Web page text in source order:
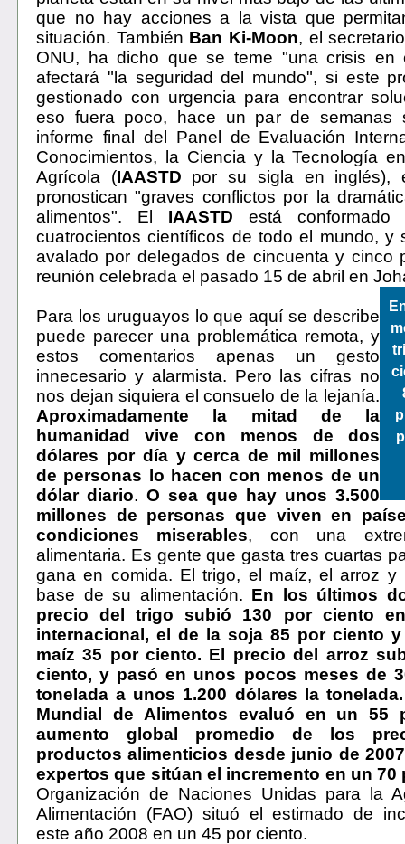
que no hay acciones a la vista que
situación. También Ban Ki-Moon, el
ONU, ha dicho que se teme "una crisis en
afectará "la seguridad del mundo", si este
gestionado con urgencia para encontrar
eso fuera poco, hace un par de semanas
informe final del Panel de Evaluación
Conocimientos, la Ciencia y la Tecnología
Agrícola (IAASTD por su sigla en inglés),
pronostican "graves conflictos por la
alimentos". El IAASTD está
cuatrocientos científicos de todo el mundo, y
avalado por delegados de cincuenta y cinco
reunión celebrada el pasado 15 de abril en
Para los uruguayos lo que aquí se describe
puede parecer una problemática remota, y
estos comentarios apenas un gesto
innecesario y alarmista. Pero las cifras no
nos dejan siquiera el consuelo de la lejanía.
Aproximadamente la mitad de la
humanidad vive con menos de dos
dólares por día y cerca de mil millones
de personas lo hacen con menos de un
dólar diario. O sea que hay unos 3.500
millones de personas que viven en
condiciones miserables, con una
alimentaria. Es gente que gasta tres cuartas
gana en comida. El trigo, el maíz, el arroz
base de su alimentación. En los últimos
precio del trigo subió 130 por ciento
internacional, el de la soja 85 por ciento
maíz 35 por ciento. El precio del arroz
ciento, y pasó en unos pocos meses de
tonelada a unos 1.200 dólares la
Mundial de Alimentos evaluó en un 55
aumento global promedio de los
productos alimenticios desde junio de
expertos que sitúan el incremento en un 70
Organización de Naciones Unidas para la
Alimentación (FAO) situó el estimado de
este año 2008 en un 45 por ciento.